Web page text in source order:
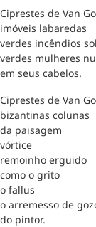
Ciprestes de Van
imóveis labaredas
verdes incêndios
verdes mulheres
em seus cabelos.
Ciprestes de Van
bizantinas colunas
da paisagem
vórtice
remoinho erguido
como o grito
o fallus
o arremesso de
do pintor.